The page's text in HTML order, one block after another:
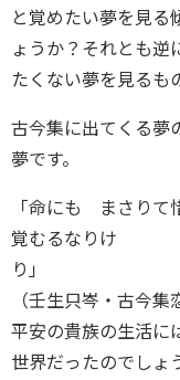
と覚めたい夢を見る
ょうか？それとも逆
たくない夢を見るも
古今集に出てくる夢
夢です。
「命にも まさり
覚むるなりけ
（壬生只岑・古今集
平安の貴族の生活に
世界だったのでしょ